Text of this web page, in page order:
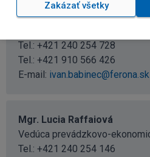
Ing. Ivan Babinec
Tel.: +421 240 254 728
Tel.: +421 910 566 426
E-mail: ivan.babinec@ferona.sk
Mgr. Lucia Raffaiová
Vedúca prevádzkovo-
Tel.: +421 240 254 146
Zakázať všetky